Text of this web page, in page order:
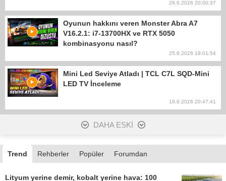
29.6.2026 20:00:37
Oyunun hakkını veren Monster Abra A7
V16.2.1: i7-13700HX ve RTX 5050
kombinasyonu nasıl?
25.6.2026 18:01:54
Mini Led Seviye Atladı | TCL C7L SQD-Mini
LED TV İnceleme
19.6.2026 20:47:41
DAHA ESKİ
Trend Rehberler Popüler Forumdan
Lityum yerine demir, kobalt yerine hava: 100